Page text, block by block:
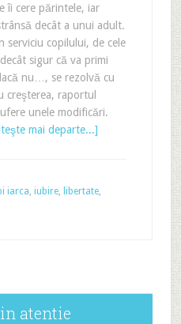
îi cere părintele, iar
decât a unui adult.
serviciu copilului, de cele
sigur că va primi
nu…, se rezolvă cu
creşterea, raportul
unele modificări.
mai departe...]
iarca, iubire, libertate,
atentie